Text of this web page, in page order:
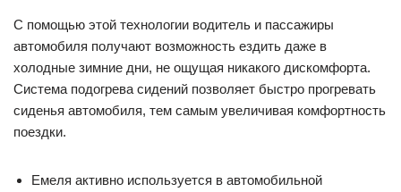
С помощью этой технологии водитель и пассажиры
автомобиля получают возможность ездить даже в
холодные зимние дни, не ощущая никакого дискомфорта.
Система подогрева сидений позволяет быстро прогревать
сиденья автомобиля, тем самым увеличивая комфортность
поездки.
Емеля активно используется в автомобильной